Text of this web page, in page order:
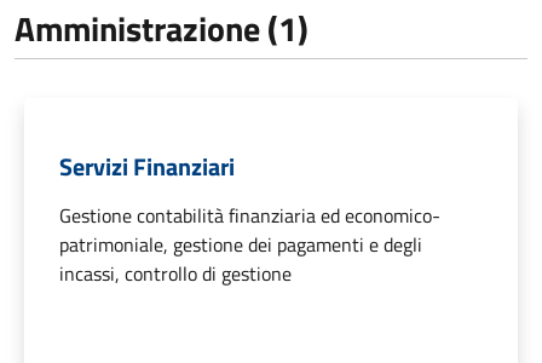
Amministrazione (1)
Servizi Finanziari
Gestione contabilità finanziaria ed economico-
patrimoniale, gestione dei pagamenti e degli
incassi, controllo di gestione